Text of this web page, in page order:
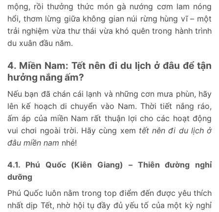
mộng, rồi thưởng thức món gà nướng cơm lam nóng
hổi, thơm lừng giữa không gian núi rừng hùng vĩ – một
trải nghiệm vừa thư thái vừa khó quên trong hành trình
du xuân đầu năm.
4. Miền Nam: Tết nên đi du lịch ở đâu để tận
hưởng nắng ấm?
Nếu bạn đã chán cái lạnh và những cơn mưa phùn, hãy
lên kế hoạch di chuyển vào Nam. Thời tiết nắng ráo,
ấm áp của miền Nam rất thuận lợi cho các hoạt động
vui chơi ngoài trời. Hãy cùng xem tết nên đi du lịch ở
đâu miền nam nhé!
4.1. Phú Quốc (Kiên Giang) – Thiên đường nghỉ
dưỡng
Phú Quốc luôn nằm trong top điểm đến được yêu thích
nhất dịp Tết, nhờ hội tụ đầy đủ yếu tố của một kỳ nghỉ